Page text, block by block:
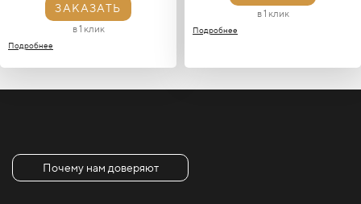
ЗАКАЗАТЬ
в 1 клик
Подробнее
в 1 клик
Подробнее
Почему нам доверяют